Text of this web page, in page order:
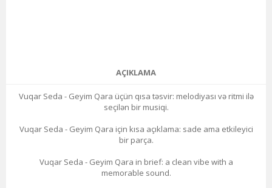
AÇIKLAMA
Vuqar Seda - Geyim Qara üçün qısa təsvir: melodiyası və ritmi ilə
seçilən bir musiqi.
Vuqar Seda - Geyim Qara için kısa açıklama: sade ama etkileyici
bir parça.
Vuqar Seda - Geyim Qara in brief: a clean vibe with a
memorable sound.